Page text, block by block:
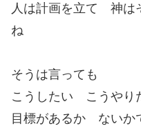
人は計画を立て 神は
ね
そうは言っても
こうしたい こうやり
目標があるか ないか